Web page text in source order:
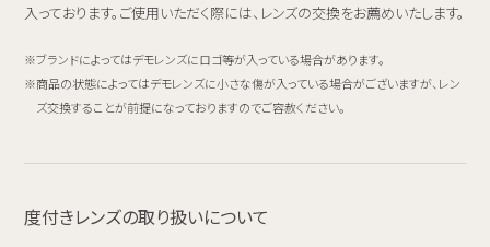
入っております。ご使用いただく際には、レンズの交換をお薦めいたします。
ブランドによってはデモレンズにロゴ等が入っている場合があります。
商品の状態によってはデモレンズに小さな傷が入っている場合がございますが、レン
ズ交換することが前提になっておりますのでご容赦ください。
度付きレンズの取り扱いについて